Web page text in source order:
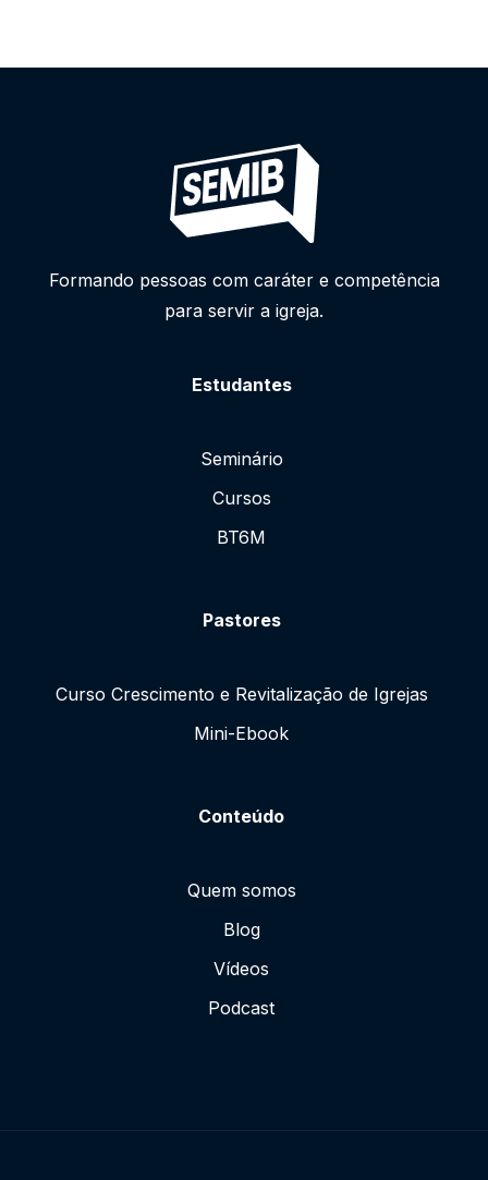
Formando pessoas com caráter e competência
para servir a igreja.
Estudantes
Seminário
Cursos
BT6M
Pastores
Curso Crescimento e Revitalização de Igrejas
Mini-Ebook
Conteúdo
Quem somos
Blog
Vídeos
Podcast